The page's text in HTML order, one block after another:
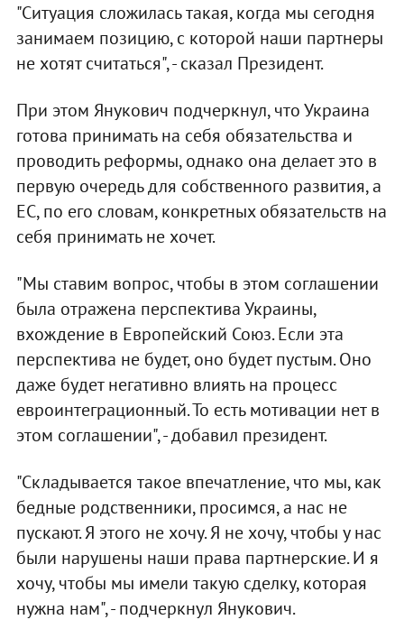
"Ситуация сложилась такая, когда мы сегодня
занимаем позицию, с которой наши партнеры
не хотят считаться", - сказал Президент.
При этом Янукович подчеркнул, что Украина
готова принимать на себя обязательства и
проводить реформы, однако она делает это в
первую очередь для собственного развития, а
ЕС, по его словам, конкретных обязательств на
себя принимать не хочет.
"Мы ставим вопрос, чтобы в этом соглашении
была отражена перспектива Украины,
вхождение в Европейский Союз. Если эта
перспектива не будет, оно будет пустым. Оно
даже будет негативно влиять на процесс
евроинтеграционный. То есть мотивации нет в
этом соглашении", - добавил президент.
"Складывается такое впечатление, что мы, как
бедные родственники, просимся, а нас не
пускают. Я этого не хочу. Я не хочу, чтобы у нас
были нарушены наши права партнерские. И я
хочу, чтобы мы имели такую сделку, которая
нужна нам", - подчеркнул Янукович.